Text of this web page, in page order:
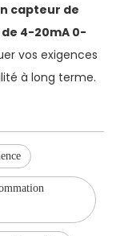
capteur de
4-20mA 0-
vos exigences
à long terme.